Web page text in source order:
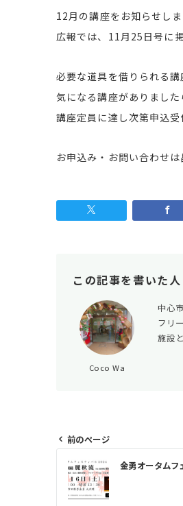
12月の講座をお知らせしま
広報では、11月25日号に掲
必要な道具を借りられる
気になる講座がありました
講座定員に達し次第申込受
お申込み・お問い合わせ
この記事を書いた人
Coco Wa
中心
フリ
施設
投
稿
前のページ
金勇オータム